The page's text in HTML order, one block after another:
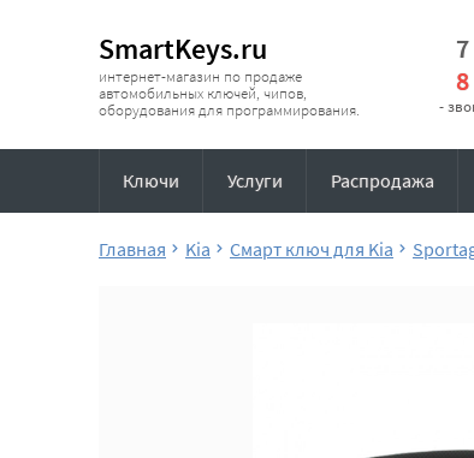
SmartKeys.ru
интернет-магазин по продаже
автомобильных ключей, чипов,
оборудования для программирования.
-
Ключи Услуги Распродажа
Главная Kia Смарт ключ для Kia